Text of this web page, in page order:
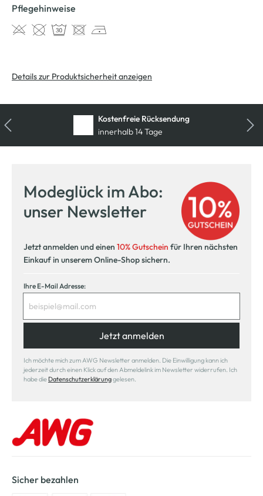
Pflegehinweise
Details zur Produktsicherheit anzeigen
Kostenfreie Rücksendung
innerhalb 14 Tage
Modeglück im Abo:
unser Newsletter
Jetzt anmelden und einen 10% Gutschein für Ihren nächsten
Einkauf in unserem Online-Shop sichern.
Ihre E-Mail Adresse:
Jetzt anmelden
Ich möchte mich zum AWG Newsletter anmelden. Die Einwilligung kann ich
jederzeit durch einen Klick auf den Abmeldelink im Newsletter widerrufen. Ich
habe die Datenschutzerklärunggelesen.
Sicher bezahlen